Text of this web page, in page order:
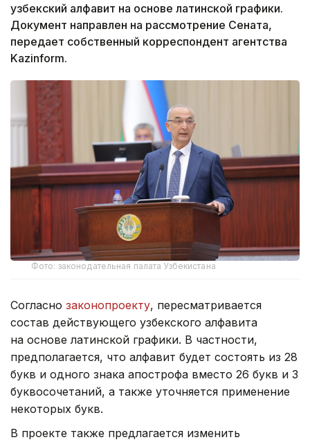
узбекский алфавит на основе латинской графики.
Документ направлен на рассмотрение Сената,
передает собственный корреспондент агентства
Kazinform.
Фото: законодательная палата Узбекистана
Согласно законопроекту, пересматривается
состав действующего узбекского алфавита
на основе латинской графики. В частности,
предполагается, что алфавит будет состоять из 28
букв и одного знака апострофа вместо 26 букв и 3
буквосочетаний, а также уточняется применение
некоторых букв.
В проекте также предлагается изменить